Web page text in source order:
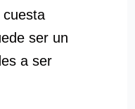
ser un
a ser